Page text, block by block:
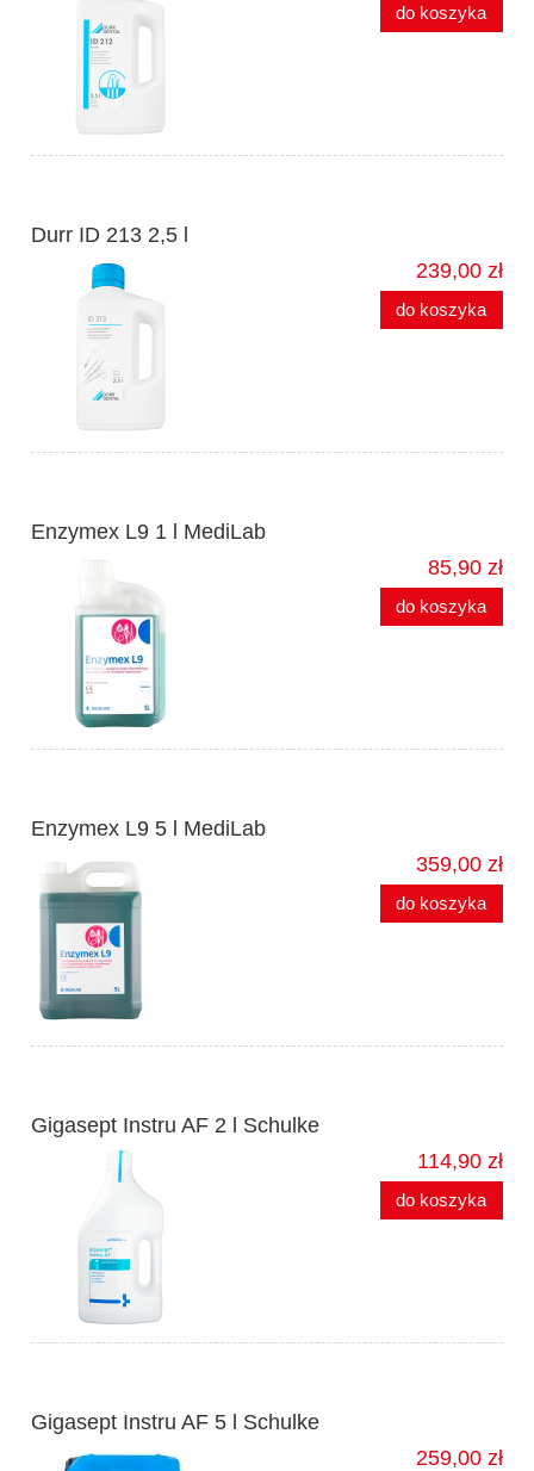
do koszyka
Durr ID 213 2,5 l
239,00 zł
do koszyka
Enzymex L9 1 l MediLab
85,90 zł
do koszyka
Enzymex L9 5 l MediLab
359,00 zł
do koszyka
Gigasept Instru AF 2 l Schulke
114,90 zł
do koszyka
Gigasept Instru AF 5 l Schulke
259,00 zł